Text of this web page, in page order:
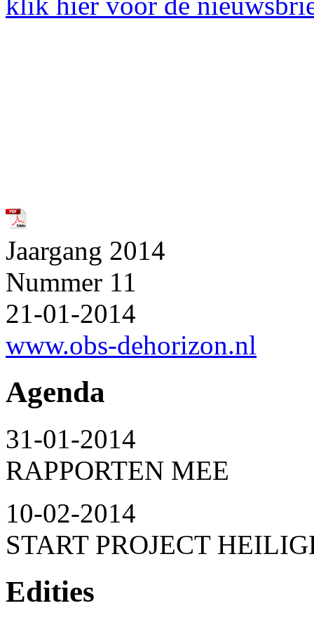
Jaargang 2014
Nummer 11
21-01-2014
www.obs-dehorizon.nl
Agenda
31-01-2014
RAPPORTEN MEE
10-02-2014
START PROJECT
Edities